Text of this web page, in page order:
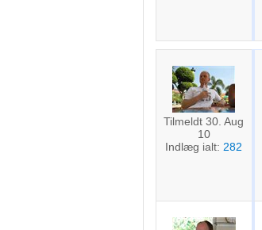
Tilmeldt 30. Aug
10
Indlæg ialt: 282